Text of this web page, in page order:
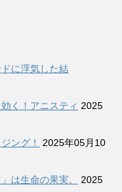
に浮気した結
く！アニスティ 2025
ング！
2025年05月10
は生命の果実。
2025